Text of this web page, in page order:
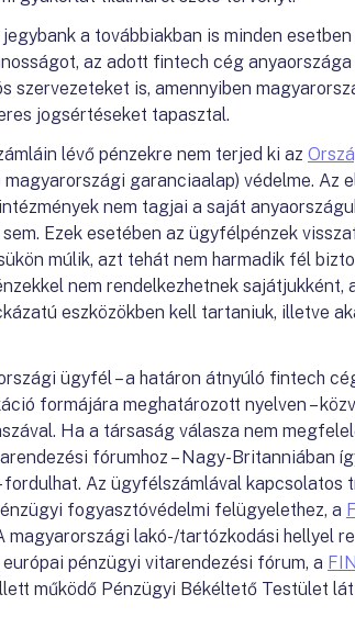
a továbbiakban is minden
az adott fintech cég
szervezeteket is, amennyiben
jogsértéseket tapasztal.
lévő pénzekre nem terjed ki az
garanciaalap) védelme. Az
nem tagjai a saját
Ezek esetében az ügyfélpénzek
múlik, azt tehát nem harmadik fél
nem rendelkezhetnek
eszközökben kell tartaniuk, illetve
ügyfél – a határon átnyúló fintech
formájára meghatározott nyelven –
Ha a társaság válasza nem
fórumhoz – Nagy-Britanniában
fordulhat. Az ügyfélszámlával kapcsolatos
fogyasztóvédelmi felügyelethez, a
magyarországi lakó-/tartózkodási hellyel
pénzügyi vitarendezési fórum, a
működő Pénzügyi Békéltető Testület